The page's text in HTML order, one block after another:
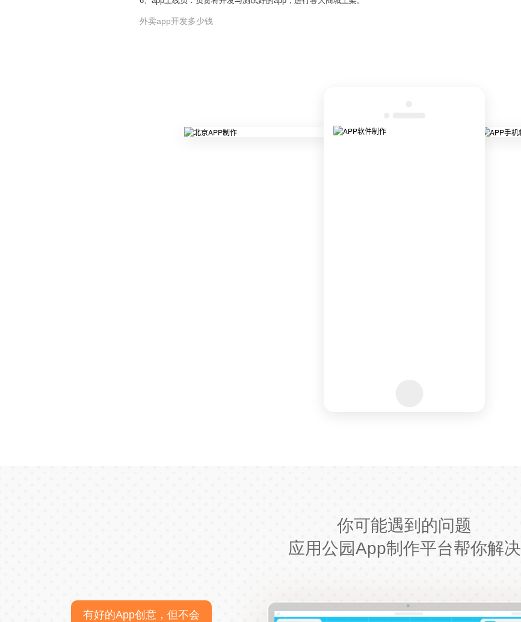
外卖app开发多少钱
你可能遇到的问题
应用公园App制作平台帮你解决
有好的App创意，但不会